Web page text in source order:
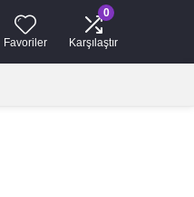
Favoriler
0
Karşılaştır